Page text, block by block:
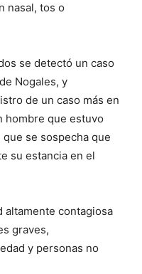
nasal, tos o
se detectó un caso
Nogales, y
de un caso más en
hombre que estuvo
se sospecha que
su estancia en el
altamente contagiosa
graves,
y personas no